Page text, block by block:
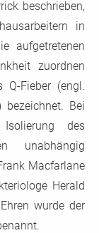
beschrieben,
in
aufgetretenen
zuordnen
Q-Fieber (engl.
bezeichnet. Bei
des
unabhängig
Macfarlane
Herald
wurde der